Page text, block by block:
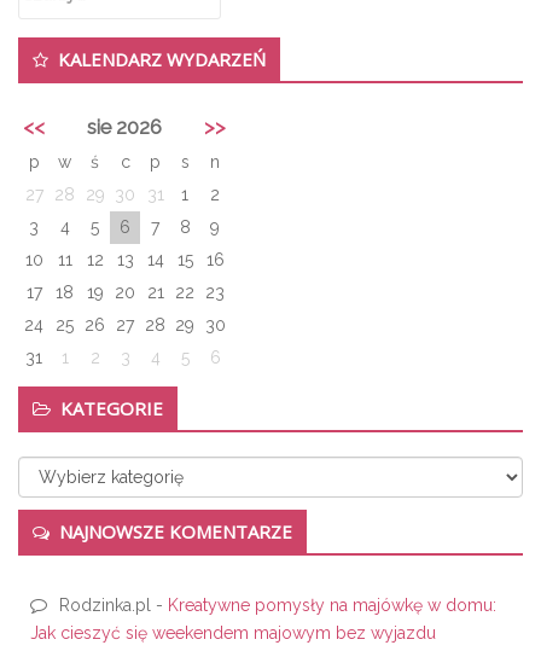
KALENDARZ WYDARZEŃ
<< sie 2026 >>
p w ś c p s
n
27
28 29 30 31 1
2
3
4 5 6 7 8
9
10
11 12 13 14 15
16
17
18 19 20 21 22
23
24
25 26 27 28 29
30
31
1 2 3 4 5 6
KATEGORIE
Kategorie
NAJNOWSZE KOMENTARZE
Rodzinka.pl - Kreatywne pomysły na majówkę w domu:
Jak cieszyć się weekendem majowym bez wyjazdu